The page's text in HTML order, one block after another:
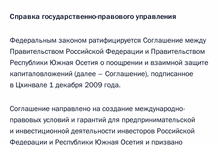
Справка государственно-правового управления
Федеральным законом ратифицируется Соглашение между
Правительством Российской Федерации и Правительством
Республики Южная Осетия о поощрении и взаимной защите
капиталовложений (далее – Соглашение), подписанное
в Цхинвале 1 декабря 2009 года.
Соглашение направлено на создание международно-
правовых условий и гарантий для предпринимательской
и инвестиционной деятельности инвесторов Российской
Федерации и Республики Южная Осетия и призвано